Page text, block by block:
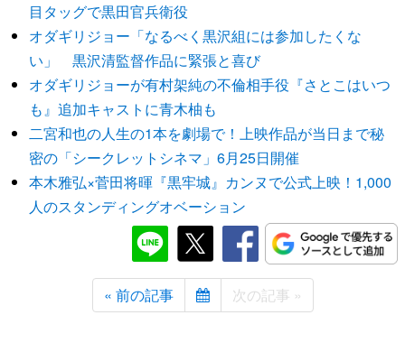
目タッグで黒田官兵衛役
オダギリジョー「なるべく黒沢組には参加したくな
い」 黒沢清監督作品に緊張と喜び
オダギリジョーが有村架純の不倫相手役『さとこはいつ
も』追加キャストに青木柚も
二宮和也の人生の1本を劇場で！上映作品が当日まで秘
密の「シークレットシネマ」6月25日開催
本木雅弘×菅田将暉『黒牢城』カンヌで公式上映！1,000
人のスタンディングオベーション
« 前の記事 次の記事 »